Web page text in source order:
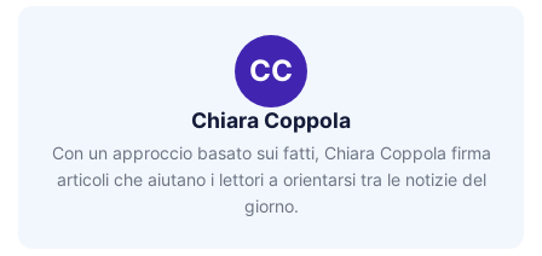
CC
Chiara Coppola
Con un approccio basato sui fatti, Chiara Coppola firma
articoli che aiutano i lettori a orientarsi tra le notizie del
giorno.